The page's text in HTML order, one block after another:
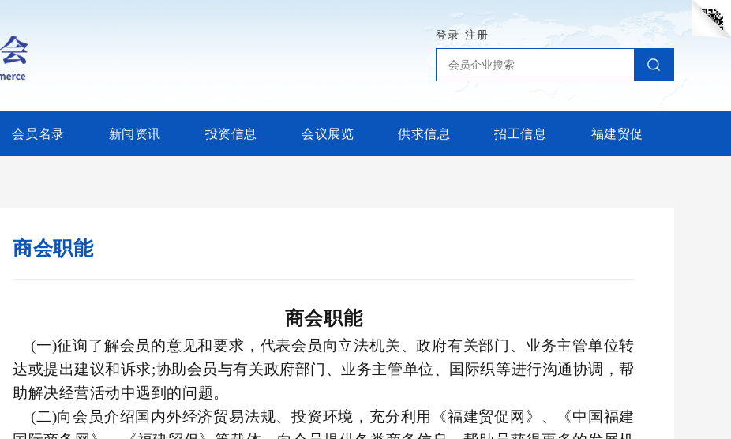
登录 注册
会员名录 新闻资讯 投资信息 会议展览 供求信息 招工信息 福建贸促
商会职能
商会职能
(一)征询了解会员的意见和要求，代表会员向立法机关、政府有关部门、业务主管单位转
达或提出建议和诉求;协助会员与有关政府部门、业务主管单位、国际织等进行沟通协调，帮
助解决经营活动中遇到的问题。
(二)向会员介绍国内外经济贸易法规、投资环境，充分利用《福建贸促网》、《中国福建